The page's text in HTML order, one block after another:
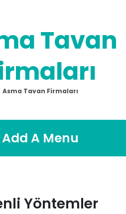
Tavan
Asma Tavan Firmaları
Add A Menu
Yöntemler